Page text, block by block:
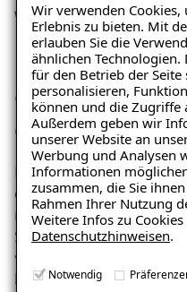
Wir verwenden
Erlebnis zu bieten. Mit
erlauben Sie die
ähnlichen Technologien.
für den Betrieb der
personalisieren,
können und die Zugriffe
Außerdem geben wir
unserer Website an
Werbung und Analysen
Informationen
zusammen, die Sie
Rahmen Ihrer Nutzung
Weitere Infos zu
Datenschutzhinweisen.
Notwendig
Einfalsches Lüftungs-
Heizungsverhalten
Wärmedämmung
die Feuchtigkeit, die
Duschen, Kochen
in die Raumluft
Wänden oder der
Anzeichen für
Kondensat, z.B.
Risiko derEntstehung